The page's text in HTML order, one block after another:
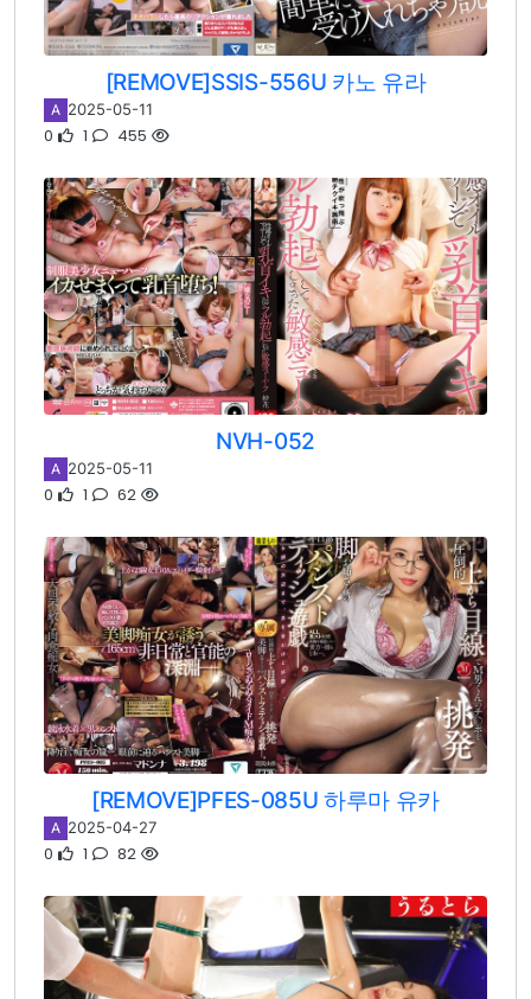
[REMOVE]SSIS-556U 카노 유라
A 2025-05-11
0 1 455
NVH-052
A 2025-05-11
0 1 62
[REMOVE]PFES-085U 하루마 유카
A 2025-04-27
0 1 82